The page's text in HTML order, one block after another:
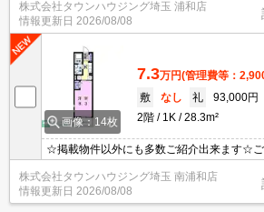
株式会社タウンハウジング埼玉 浦和店
情報更新日 2026/08/08
画像：14枚
7.3万円(管理費等：
敷
なし 礼
93,000円
2階
1K 28.3m²
☆掲載物件以外にも多数ご紹介出来ます☆ご
お探しさせて頂きます♪
株式会社タウンハウジング埼玉 南浦和店
情報更新日 2026/08/08